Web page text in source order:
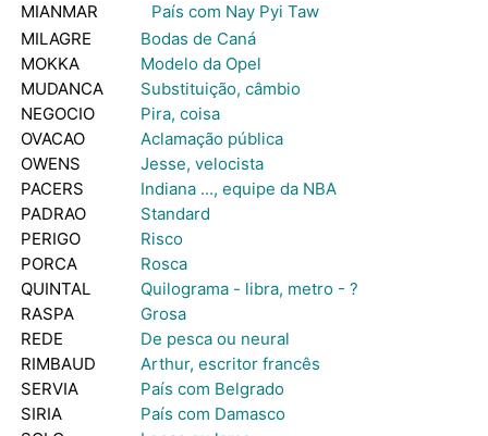
MIANMAR
País com Nay Pyi Taw
MILAGRE
Bodas de Caná
MOKKA
Modelo da Opel
MUDANCA
Substituição, câmbio
NEGOCIO
Pira, coisa
OVACAO
Aclamação pública
OWENS
Jesse, velocista
PACERS
Indiana ..., equipe da NBA
PADRAO
Standard
PERIGO
Risco
PORCA
Rosca
QUINTAL
Quilograma - libra, metro - ?
RASPA
Grosa
REDE
De pesca ou neural
RIMBAUD
Arthur, escritor francês
SERVIA
País com Belgrado
SIRIA
País com Damasco